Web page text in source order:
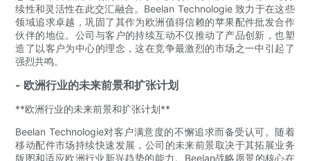
续性和灵活性在此交汇融合。Beelan Technologie 致力于在这些
领域追求卓越，巩固了其作为欧洲值得信赖的苹果配件批发合作
伙伴的地位。公司与客户的持续互动不仅推动了产品创新，也塑
造了以客户为中心的理念，这在竞争最激烈的市场之一中引起了
强烈共鸣。
- 欧洲行业的未来前景和扩张计划
**欧洲行业的未来前景和扩张计划**
Beelan Technologie对客户满意度的不懈追求而备受认可。随着
移动配件市场持续快速发展，公司的未来前景取决于其拓展业务
版图和适应欧洲行业新兴趋势的能力。Beelan战略愿景的核心在